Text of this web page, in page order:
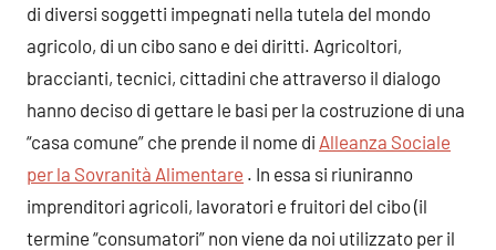
di diversi soggetti impegnati nella tutela del mondo
agricolo, di un cibo sano e dei diritti. Agricoltori,
braccianti, tecnici, cittadini che attraverso il dialogo
hanno deciso di gettare le basi per la costruzione di una
“casa comune” che prende il nome di Alleanza Sociale
per la Sovranità Alimentare . In essa si riuniranno
imprenditori agricoli, lavoratori e fruitori del cibo (il
termine “consumatori” non viene da noi utilizzato per il